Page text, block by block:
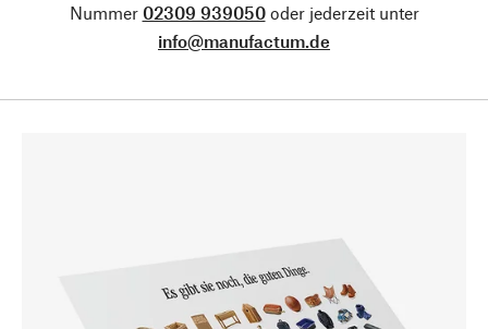
Nummer 02309 939050oder jederzeit unter
info@manufactum.de